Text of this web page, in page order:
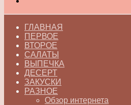
ГЛАВНАЯ
ПЕРВОЕ
ВТОРОЕ
САЛАТЫ
ВЫПЕЧКА
ДЕСЕРТ
ЗАКУСКИ
РАЗНОЕ
Обзор интернета